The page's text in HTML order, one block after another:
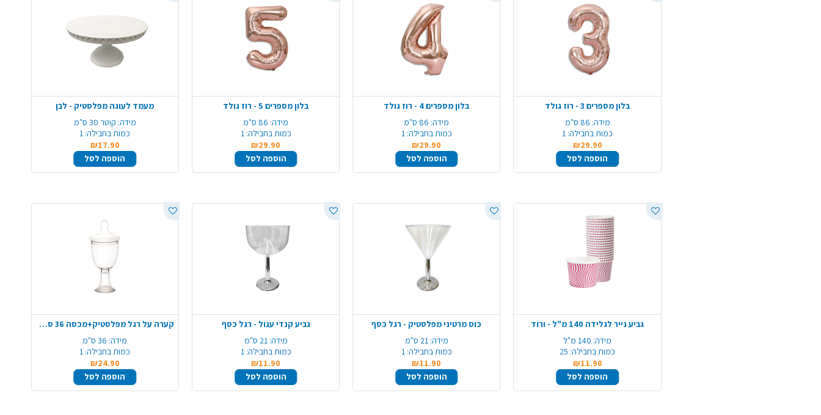
בלון מספרים 3 - רוז גולד
מידה: 86 ס"מ
כמות בחבילה: 1
₪29.90
הוספה לסל
בלון מספרים 4 - רוז גולד
מידה: 86 ס"מ
כמות בחבילה: 1
₪29.90
הוספה לסל
בלון מספרים 5 - רוז גולד
מידה: 86 ס"מ
כמות בחבילה: 1
₪29.90
הוספה לסל
מעמד לעוגה מפלסטיק - לבן
מידה: קוטר 30 ס"מ
כמות בחבילה: 1
₪17.90
הוספה לסל
גביע נייר לגלידה 140 מ"ל - ורוד
מידה: 140 מ"ל
כמות בחבילה: 25
₪11.90
הוספה לסל
כוס מרטיני מפלסטיק - רגל כסף
מידה: 21 ס"מ
כמות בחבילה: 1
₪11.90
הוספה לסל
גביע קנדי עגול - רגל כסף
מידה: 21 ס"מ
כמות בחבילה: 1
₪11.90
הוספה לסל
קערה על רגל מפלסטיק+מכסה 36 ס"מ - שקוף
מידה: 36 ס"מ
כמות בחבילה: 1
₪24.90
הוספה לסל